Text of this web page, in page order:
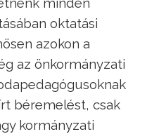
minden
oktatási
azokon a
az önkormányzati
béremelést, csak
kormányzati